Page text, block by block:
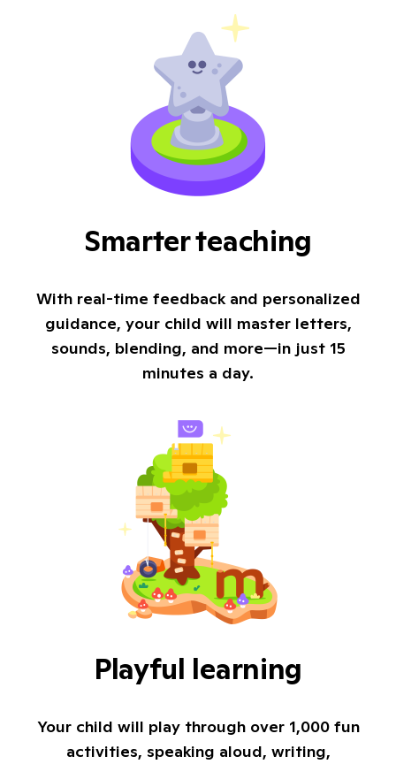
Smarter teaching
With real-time feedback and personalized
guidance, your child will master letters,
sounds, blending, and more—in just 15
minutes a day.
Playful learning
Your child will play through over 1,000 fun
activities, speaking aloud, writing,